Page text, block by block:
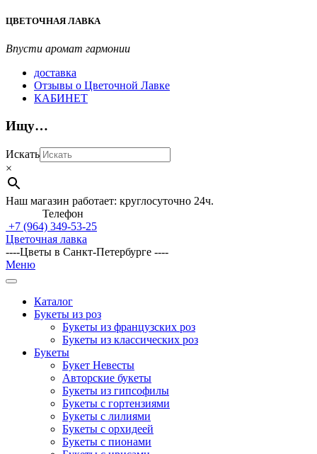
Перейти
содержимому
ЦВЕТОЧНАЯ ЛАВКА
Впусти аромат гармонии
доставка
Отзывы о Цветочной Лавке
КАБИНЕТ
Ищу…
Искать
×
Наш магазин работает: круглосуточно 24ч.
Телефон
+7 (964) 349-53-25
Цветочная лавка
----Цветы в Санкт-Петербурге ----
Главное
навигационное
Меню
Каталог
Букеты из роз
Букеты из французских роз
Букеты из классических роз
Букеты
Букет Невесты
Авторские букеты
Букеты из гипсофилы
Букеты с гортензиями
Букеты с лилиями
Букеты с орхидеей
Букеты с пионами